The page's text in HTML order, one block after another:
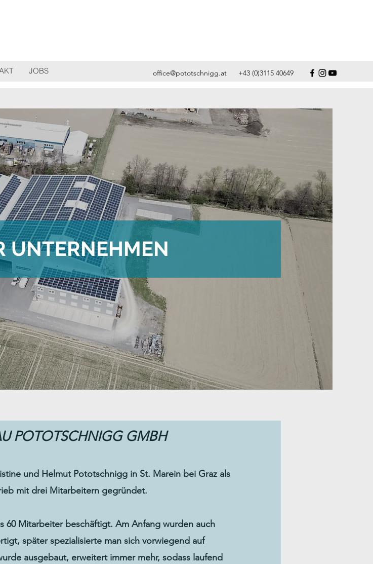
JOBS office@pototschnigg.at +43 (0)3115 40649
UNTERNEHMEN
POTOTSCHNIGG GMBH
und Helmut Pototschnigg in St. Marein bei Graz als
mit drei Mitarbeitern gegründet.
60 Mitarbeiter beschäftigt. Am Anfang wurden auch
später spezialisierte man sich vorwiegend auf
ausgebaut, erweitert immer mehr, sodass laufend